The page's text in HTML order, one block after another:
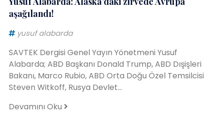
aşağılandı!
yusuf alabarda
SAVTEK Dergisi Genel Yayın Yönetmeni Yusuf
Alabarda; ABD Başkanı Donald Trump, ABD Dışişleri
Bakanı, Marco Rubio, ABD Orta Doğu Özel Temsilcisi
Steven Witkoff, Rusya Devlet...
Devamını Oku